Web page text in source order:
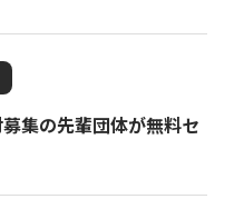
募集の先輩団体が無料セ